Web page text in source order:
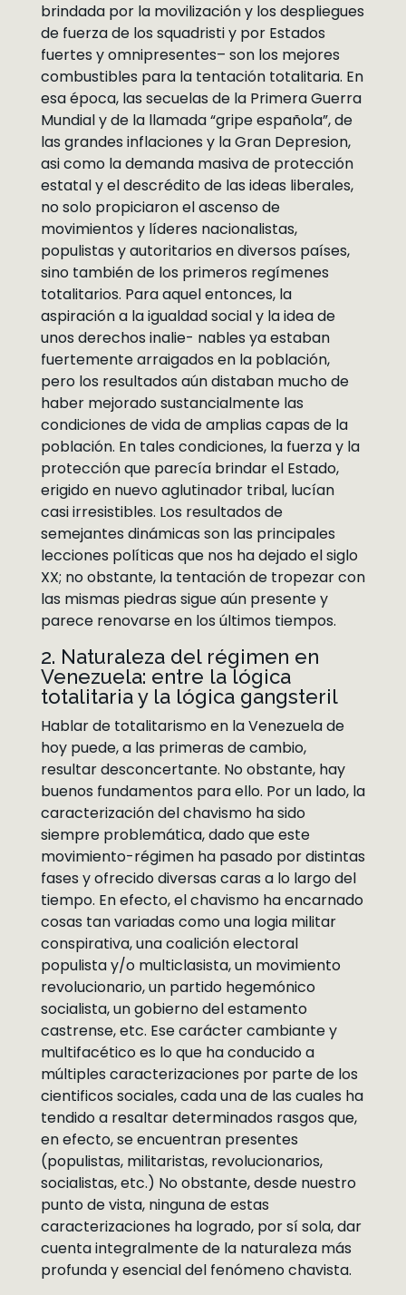
brindada por la movilización y los despliegues
de fuerza de los squadristi y por Estados
fuertes y omnipresentes– son los mejores
combustibles para la tentación totalitaria. En
esa época, las secuelas de la Primera Guerra
Mundial y de la llamada “gripe española”, de
las grandes inflaciones y la Gran Depresion,
asi como la demanda masiva de protección
estatal y el descrédito de las ideas liberales,
no solo propiciaron el ascenso de
movimientos y líderes nacionalistas,
populistas y autoritarios en diversos países,
sino también de los primeros regímenes
totalitarios. Para aquel entonces, la
aspiración a la igualdad social y la idea de
unos derechos inalie- nables ya estaban
fuertemente arraigados en la población,
pero los resultados aún distaban mucho de
haber mejorado sustancialmente las
condiciones de vida de amplias capas de la
población. En tales condiciones, la fuerza y la
protección que parecía brindar el Estado,
erigido en nuevo aglutinador tribal, lucían
casi irresistibles. Los resultados de
semejantes dinámicas son las principales
lecciones políticas que nos ha dejado el siglo
XX; no obstante, la tentación de tropezar con
las mismas piedras sigue aún presente y
parece renovarse en los últimos tiempos.
2. Naturaleza del régimen en
Venezuela: entre la lógica
totalitaria y la lógica gangsteril
Hablar de totalitarismo en la Venezuela de
hoy puede, a las primeras de cambio,
resultar desconcertante. No obstante, hay
buenos fundamentos para ello. Por un lado, la
caracterización del chavismo ha sido
siempre problemática, dado que este
movimiento-régimen ha pasado por distintas
fases y ofrecido diversas caras a lo largo del
tiempo. En efecto, el chavismo ha encarnado
cosas tan variadas como una logia militar
conspirativa, una coalición electoral
populista y/o multiclasista, un movimiento
revolucionario, un partido hegemónico
socialista, un gobierno del estamento
castrense, etc. Ese carácter cambiante y
multifacético es lo que ha conducido a
múltiples caracterizaciones por parte de los
cientificos sociales, cada una de las cuales ha
tendido a resaltar determinados rasgos que,
en efecto, se encuentran presentes
(populistas, militaristas, revolucionarios,
socialistas, etc.) No obstante, desde nuestro
punto de vista, ninguna de estas
caracterizaciones ha logrado, por sí sola, dar
cuenta integralmente de la naturaleza más
profunda y esencial del fenómeno chavista.